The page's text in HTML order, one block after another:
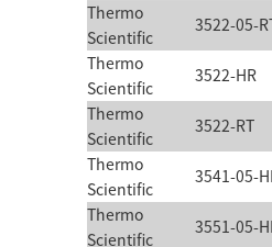
Thermo
Scientific
3522-05-
Thermo
Scientific
3522-HR
Thermo
Scientific
3522-RT
Thermo
Scientific
3541-05-
Thermo
Scientific
3551-05-